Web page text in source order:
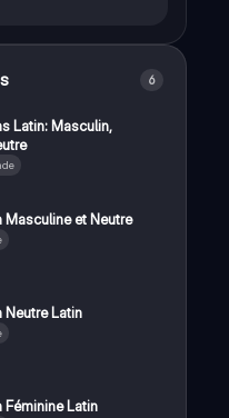
6
Latin: Masculin,
Masculine et Neutre
Neutre Latin
Féminine Latin